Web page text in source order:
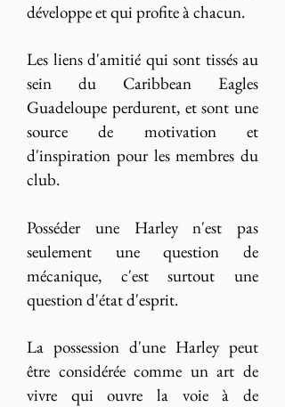
développe et qui profite à chacun.
Les liens d'amitié qui sont tissés au
sein du Caribbean Eagles
Guadeloupe perdurent, et sont une
source de motivation et
d'inspiration pour les membres du
club.
Posséder une Harley n'est pas
seulement une question de
mécanique, c'est surtout une
question d'état d'esprit.
La possession d'une Harley peut
être considérée comme un art de
vivre qui ouvre la voie à de